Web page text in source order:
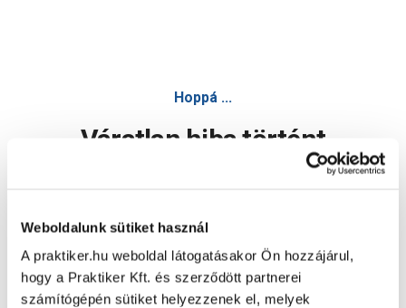
Weboldalunk sütiket használ
A praktiker.hu weboldal látogatásakor Ön hozzájárul,
hogy a Praktiker Kft. és szerződött partnerei
számítógépén sütiket helyezzenek el, melyek
Hoppá ...
Váratlan hiba történt
Oldal újratöltése